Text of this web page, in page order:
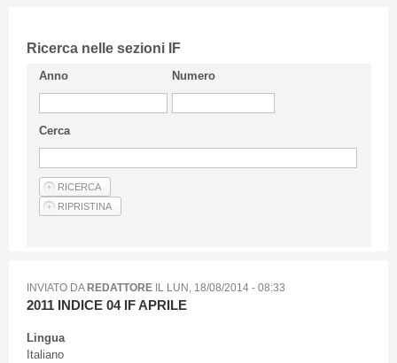
CIFI in breve
Linee Guida
Privacy Policy
Articoli
Ricerca nelle sezioni IF
Anno Numero
Cerca
INVIATO DAREDATTOREIL LUN, 18/08/2014 - 08:33
2011 INDICE 04 IF APRILE
Lingua
Italiano